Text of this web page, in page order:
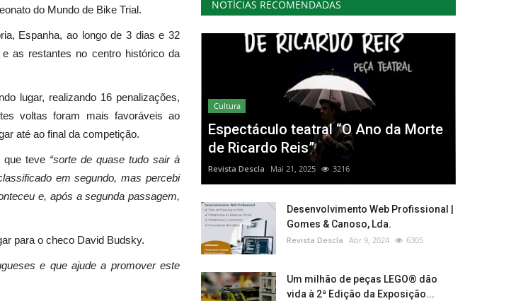
do Mundo de Bike Trial.
Espanha, ao longo de 3 dias e 32
as restantes no centro histórico da
lugar, realizando 16 penalizações,
voltas foram mais favoráveis ao
até ao final da competição.
que teve “sorte de quase tudo sair à
em segundo, mas percebi
e, após a segunda passagem,
para o checo David Budsky.
e que ajude a promover este
NOTÍCIAS RECOMENDADAS
Cultura
Espectáculo teatral “O Ano da Morte
de Ricardo Reis”
Revista Descla Mai 21, 2025 3216
Desenvolvimento Web Profissional |
Gomes & Canoso, Lda.
Revista Descla Abr 9, 2024 6305
Um milhão de peças LEGO® dão
vida à 2ª Edição da Exposição...